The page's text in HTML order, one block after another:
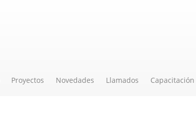
Proyectos Novedades Llamados Capacitación